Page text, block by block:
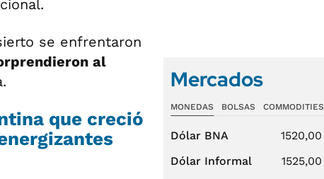
se enfrentaron
al
que creció
Mercados
MONEDAS BOLSAS COMMODITIES
Dólar BNA 1520,00
Dólar Informal
1525,00